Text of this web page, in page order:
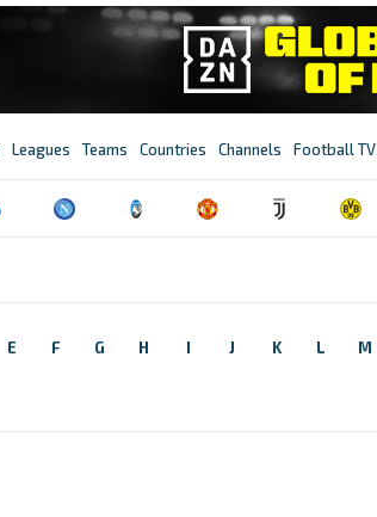
Leagues Teams Countries Channels Football TV
E F G H I J K L M